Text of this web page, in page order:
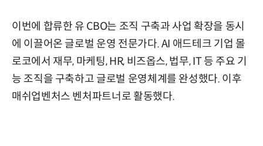
이번에 합류한 유 CBO는 조직 구축과 사업 확장을 동시
에 이끌어온 글로벌 운영 전문가다. AI 애드테크 기업 몰
로코에서 재무, 마케팅, HR, 비즈옵스, 법무, IT 등 주요 기
능 조직을 구축하고 글로벌 운영체계를 완성했다. 이후
매쉬업벤처스 벤처파트너로 활동했다.